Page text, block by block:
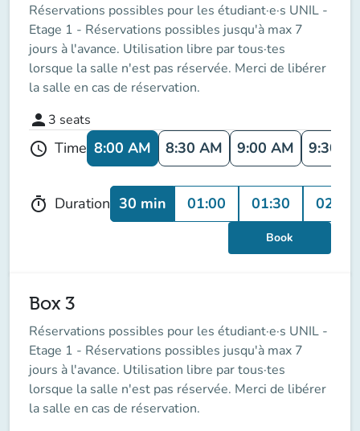
Réservations possibles pour les étudiant·e·s UNIL -
Etage 1 - Réservations possibles jusqu'à max 7
jours à l'avance. Utilisation libre par tous·tes
lorsque la salle n'est pas réservée. Merci de libérer
la salle en cas de réservation.
person 3 seats
schedule Time 8:00 AM 8:30 AM 9:00 AM 9:30
timer Duration 30 min 01:00 01:30 02:00
Book
Box 3
Réservations possibles pour les étudiant·e·s UNIL -
Etage 1 - Réservations possibles jusqu'à max 7
jours à l'avance. Utilisation libre par tous·tes
lorsque la salle n'est pas réservée. Merci de libérer
la salle en cas de réservation.